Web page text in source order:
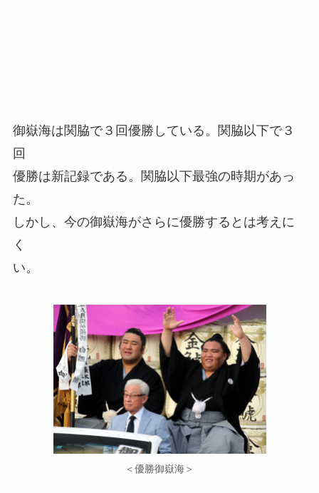
御嶽海は関脇で３回優勝している。関脇以下で３
回
優勝は新記録である。関脇以下最強の時期があっ
た。
しかし、今の御嶽海がさらに優勝するとは考えに
く
い。
＜優勝御嶽海＞